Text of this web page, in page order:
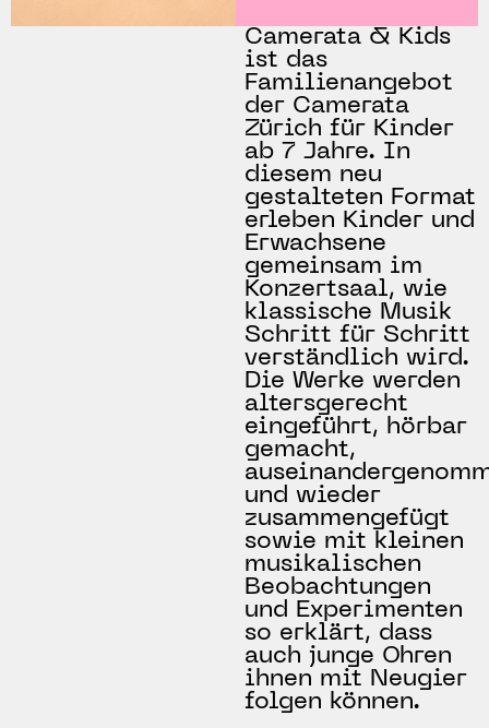
Camerata & Kids
ist das
Familienangebot
der Camerata
Zürich für Kinder
ab 7 Jahre. In
diesem neu
gestalteten Format
erleben Kinder und
Erwachsene
gemeinsam im
Konzertsaal, wie
klassische Musik
Schritt für Schritt
verständlich wird.
Die Werke werden
altersgerecht
eingeführt, hörbar
gemacht,
und wieder
zusammengefügt
sowie mit kleinen
musikalischen
Beobachtungen
und Experimenten
so erklärt, dass
auch junge Ohren
ihnen mit Neugier
folgen können.